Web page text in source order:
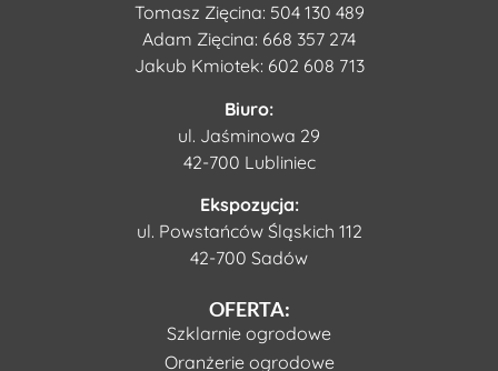
Tomasz Zięcina: 504 130 489
Adam Zięcina: 668 357 274
Jakub Kmiotek: 602 608 713
Biuro:
ul. Jaśminowa 29
42-700 Lubliniec
Ekspozycja:
ul. Powstańców Śląskich 112
42-700 Sadów
OFERTA:
Szklarnie ogrodowe
Oranżerie ogrodowe